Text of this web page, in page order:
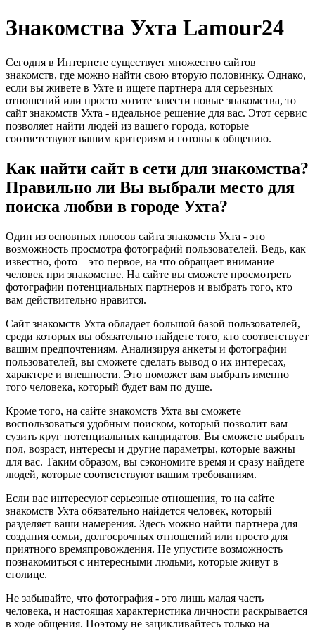
Знакомства Ухта Lamour24
Сегодня в Интернете существует множество сайтов
знакомств, где можно найти свою вторую половинку. Однако,
если вы живете в Ухте и ищете партнера для серьезных
отношений или просто хотите завести новые знакомства, то
сайт знакомств Ухта - идеальное решение для вас. Этот сервис
позволяет найти людей из вашего города, которые
соответствуют вашим критериям и готовы к общению.
Как найти сайт в сети для знакомства?
Правильно ли Вы выбрали место для
поиска любви в городе Ухта?
Один из основных плюсов сайта знакомств Ухта - это
возможность просмотра фотографий пользователей. Ведь, как
известно, фото – это первое, на что обращает внимание
человек при знакомстве. На сайте вы сможете просмотреть
фотографии потенциальных партнеров и выбрать того, кто
вам действительно нравится.
Сайт знакомств Ухта обладает большой базой пользователей,
среди которых вы обязательно найдете того, кто соответствует
вашим предпочтениям. Анализируя анкеты и фотографии
пользователей, вы сможете сделать вывод о их интересах,
характере и внешности. Это поможет вам выбрать именно
того человека, который будет вам по душе.
Кроме того, на сайте знакомств Ухта вы сможете
воспользоваться удобным поиском, который позволит вам
сузить круг потенциальных кандидатов. Вы сможете выбрать
пол, возраст, интересы и другие параметры, которые важны
для вас. Таким образом, вы сэкономите время и сразу найдете
людей, которые соответствуют вашим требованиям.
Если вас интересуют серьезные отношения, то на сайте
знакомств Ухта обязательно найдется человек, который
разделяет ваши намерения. Здесь можно найти партнера для
создания семьи, долгосрочных отношений или просто для
приятного времяпровождения. Не упустите возможность
познакомиться с интересными людьми, которые живут в
столице.
Не забывайте, что фотография - это лишь малая часть
человека, и настоящая характеристика личности раскрывается
в ходе общения. Поэтому не зацикливайтесь только на